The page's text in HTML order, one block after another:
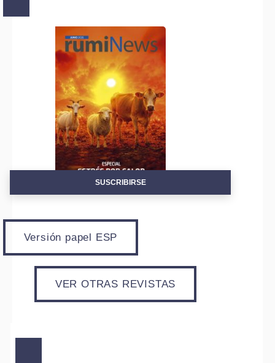
SUSCRIBIRSE
Versión papel ESP
VER OTRAS REVISTAS